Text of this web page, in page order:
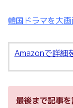
韓国ドラマを大
Amazonで詳細
最後まで記事